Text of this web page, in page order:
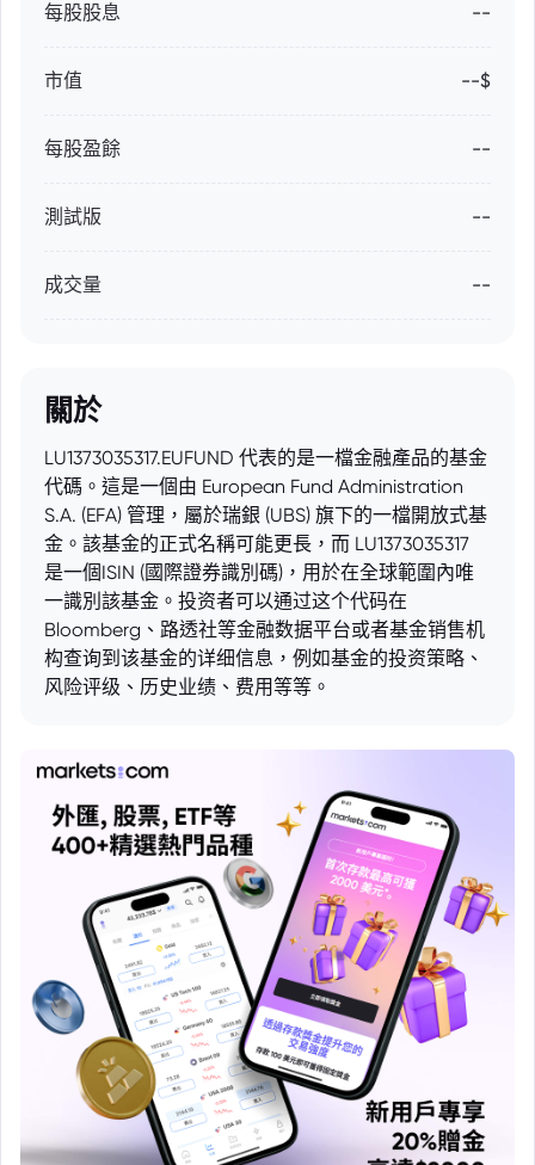
每股股息 --
市值 --$
每股盈餘 --
測試版 --
成交量 --
關於
LU1373035317.EUFUND 代表的是一檔金融產品的基金
代碼。這是一個由 European Fund Administration
S.A. (EFA) 管理，屬於瑞銀 (UBS) 旗下的一檔開放式基
金。該基金的正式名稱可能更長，而 LU1373035317
是一個ISIN (國際證券識別碼)，用於在全球範圍內唯
一識別該基金。投资者可以通过这个代码在
Bloomberg、路透社等金融数据平台或者基金销售机
构查询到该基金的详细信息，例如基金的投资策略、
风险评级、历史业绩、费用等等。